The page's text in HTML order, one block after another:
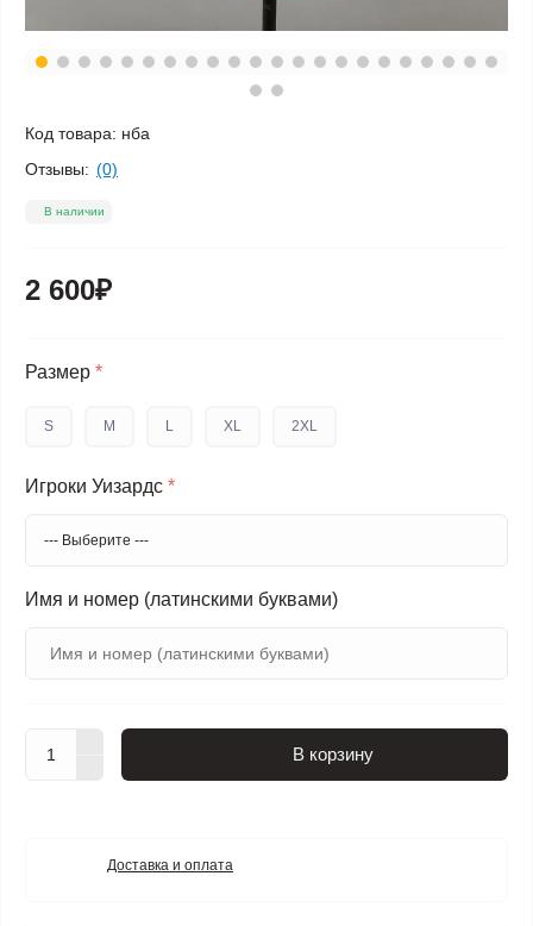
Код товара: нба
Отзывы: (0)
В наличии
2 600₽
Размер *
S M L XL 2XL
Игроки Уизардс *
Имя и номер (латинскими буквами)
В корзину
Доставка и оплата